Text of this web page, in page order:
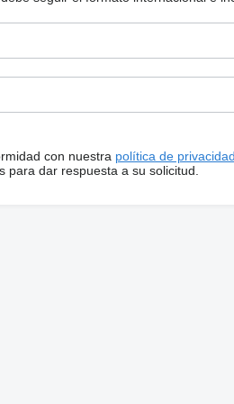
con nuestra política de privacidad
para dar respuesta a su solicitud.